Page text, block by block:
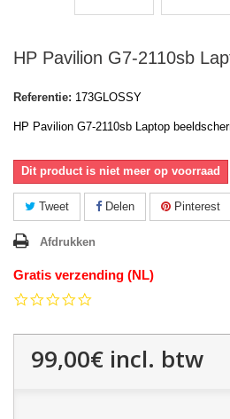
HP Pavilion G7-2110sb
Referentie: 173GLOSSY
HP Pavilion G7-2110sb Laptop
Dit product is niet meer op voorraad
Tweet Delen Pinterest
Afdrukken
Gratis verzending (NL)
99,00€ incl. btw